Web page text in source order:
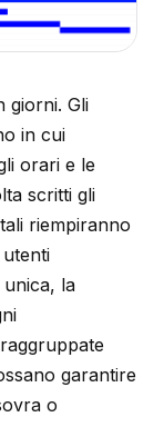
giorni. Gli
in cui
orari e le
scritti gli
riempiranno
la
garantire
o